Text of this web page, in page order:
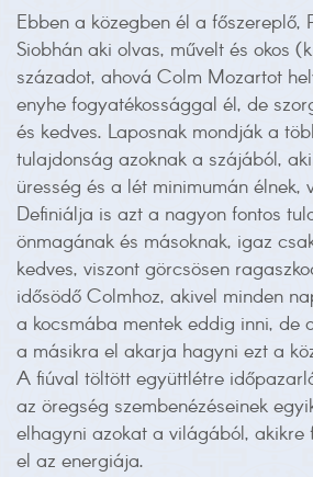
Ebben a közegben él a főszereplő,
Siobhán aki olvas, művelt és okos
századot, ahová Colm Mozartot
enyhe fogyatékossággal él, de
és kedves. Laposnak mondják a
tulajdonság azoknak a szájából,
üresség és a lét minimumán élnek,
Definiálja is azt a nagyon fontos
önmagának és másoknak, igaz
kedves, viszont görcsösen
idősödő Colmhoz, akivel minden
a kocsmába mentek eddig inni, de
a másikra el akarja hagyni ezt a
A fiúval töltött együttlétre
az öregség szembenézéseinek
elhagyni azokat a világából, akikre
el az energiája.